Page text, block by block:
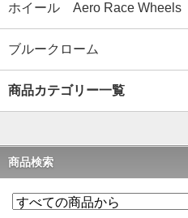
ホイール Aero Race Wheels
ブルークローム
商品カテゴリー一覧
商品検索